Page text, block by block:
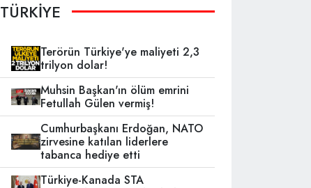
TÜRKİYE
Terörün Türkiye'ye maliyeti 2,3
trilyon dolar!
Muhsin Başkan'ın ölüm emrini
Fetullah Gülen vermiş!
Cumhurbaşkanı Erdoğan, NATO
zirvesine katılan liderlere
tabanca hediye etti
Türkiye-Kanada STA